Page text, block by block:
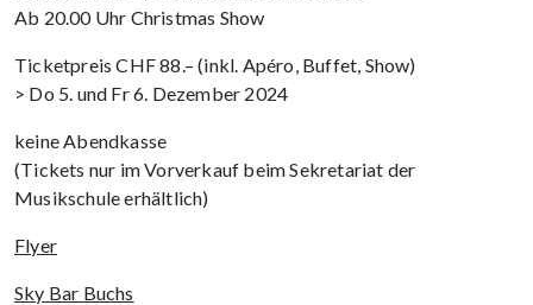
Ab 20.00 Uhr Christmas Show
Ticketpreis CHF 88.– (inkl. Apéro, Buffet, Show)
> Do 5. und Fr 6. Dezember 2024
keine Abendkasse
(Tickets nur im Vorverkauf beim Sekretariat der
Musikschule erhältlich)
Flyer
Sky Bar Buchs